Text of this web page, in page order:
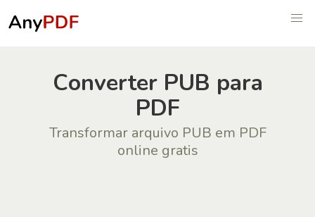
Сonverter PUB para
PDF
Transformar arquivo PUB em PDF
online gratis